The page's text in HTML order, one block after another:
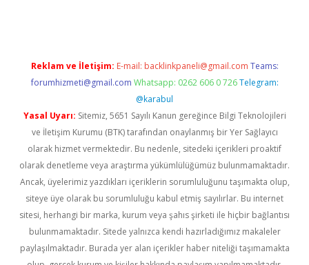
Reklam ve İletişim: E-mail: backlinkpaneli@gmail.com Teams:
forumhizmeti@gmail.com Whatsapp: 0262 606 0 726 Telegram:
@karabul
Yasal Uyarı: Sitemiz, 5651 Sayılı Kanun gereğince Bilgi Teknolojileri
ve İletişim Kurumu (BTK) tarafından onaylanmış bir Yer Sağlayıcı
olarak hizmet vermektedir. Bu nedenle, sitedeki içerikleri proaktif
olarak denetleme veya araştırma yükümlülüğümüz bulunmamaktadır.
Ancak, üyelerimiz yazdıkları içeriklerin sorumluluğunu taşımakta olup,
siteye üye olarak bu sorumluluğu kabul etmiş sayılırlar. Bu internet
sitesi, herhangi bir marka, kurum veya şahıs şirketi ile hiçbir bağlantısı
bulunmamaktadır. Sitede yalnızca kendi hazırladığımız makaleler
paylaşılmaktadır. Burada yer alan içerikler haber niteliği taşımamakta